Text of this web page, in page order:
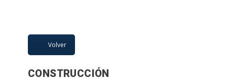
Volver
CONSTRUCCIÓN